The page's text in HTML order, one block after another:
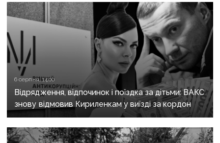
6 серпня, 14:00
Відрядження, відпочинок і поїздка за дітьми: ВАКС
знову відмовив Кириленкам у виїзді за кордон